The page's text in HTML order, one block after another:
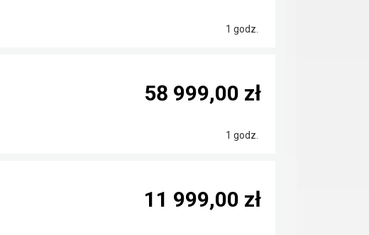
1 godz.
1 godz.
58 999,00 zł
11 999,00 zł